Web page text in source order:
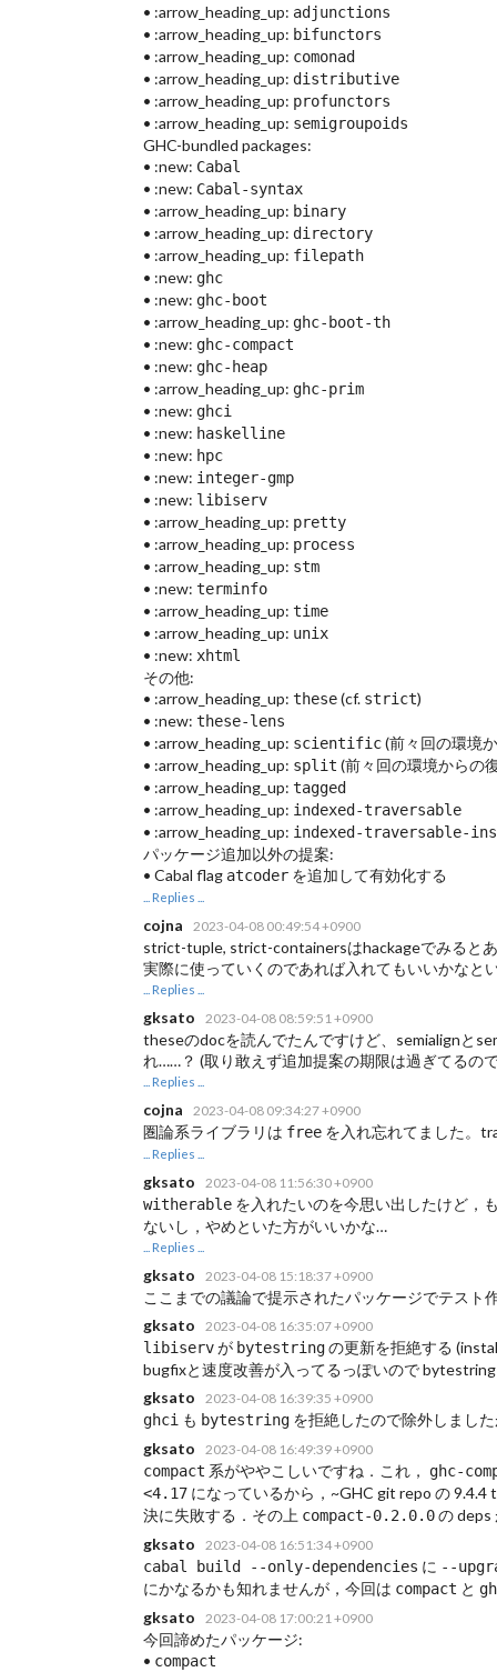
• :arrow_heading_up: adjunctions
• :arrow_heading_up: bifunctors
• :arrow_heading_up: comonad
• :arrow_heading_up: distributive
• :arrow_heading_up: profunctors
• :arrow_heading_up: semigroupoids
GHC-bundled packages:
• :new: Cabal
• :new: Cabal-syntax
• :arrow_heading_up: binary
• :arrow_heading_up: directory
• :arrow_heading_up: filepath
• :new: ghc
• :new: ghc-boot
• :arrow_heading_up: ghc-boot-th
• :new: ghc-compact
• :new: ghc-heap
• :arrow_heading_up: ghc-prim
• :new: ghci
• :new: haskelline
• :new: hpc
• :new: integer-gmp
• :new: libiserv
• :arrow_heading_up: pretty
• :arrow_heading_up: process
• :arrow_heading_up: stm
• :new: terminfo
• :arrow_heading_up: time
• :arrow_heading_up: unix
• :new: xhtml
その他:
• :arrow_heading_up: these(cf. strict)
• :new: these-lens
• :arrow_heading_up: scientific(前々回の環境
• :arrow_heading_up: split (前々回の環境からの
• :arrow_heading_up: tagged
• :arrow_heading_up: indexed-traversable
• :arrow_heading_up: indexed-traversable-
パッケージ追加以外の提案:
• Cabal flag atcoderを追加して有効化する
... Replies ...
cojna 2023-04-08 00:49:54 +0900
strict-tuple, strict-containersはhackageでみると
実際に使っていくのであれば入れてもいいかなと
... Replies ...
gksato 2023-04-08 08:59:51 +0900
theseのdocを読んでたんですけど、semialignと
れ……？ (取り敢えず追加提案の期限は過ぎてるの
... Replies ...
cojna 2023-04-08 09:34:27 +0900
圏論系ライブラリは freeを入れ忘れてました。
... Replies ...
gksato 2023-04-08 11:56:30 +0900
witherableを入れたいのを今思い出したけど，
ないし，やめといた方がいいかな…
... Replies ...
gksato 2023-04-08 15:18:37 +0900
ここまでの議論で提示されたパッケージでテスト
gksato
2023-04-08 16:35:07 +0900
libiservが bytestringの更新を拒絶する
bugfixと速度改善が入ってるっぽいので
gksato
2023-04-08 16:39:35 +0900
ghci も bytestringを拒絶したので除外しまし
gksato
2023-04-08 16:49:39 +0900
compact 系がややこしいですね．これ，
ghc-
<4.17になっているから，~GHC git repo の 9.4.4
決に失敗する．その上 compact-0.2.0.0の deps
gksato
2023-04-08 16:51:34 +0900
cabal build --only-dependencies に --
にかなるかも知れませんが，今回は compact と
gksato 2023-04-08 17:00:21 +0900
今回諦めたパッケージ:
• compact